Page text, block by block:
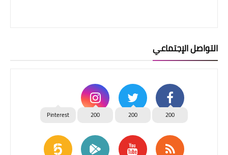
التواصل الإجتماعي
200
200
200
Pinterest